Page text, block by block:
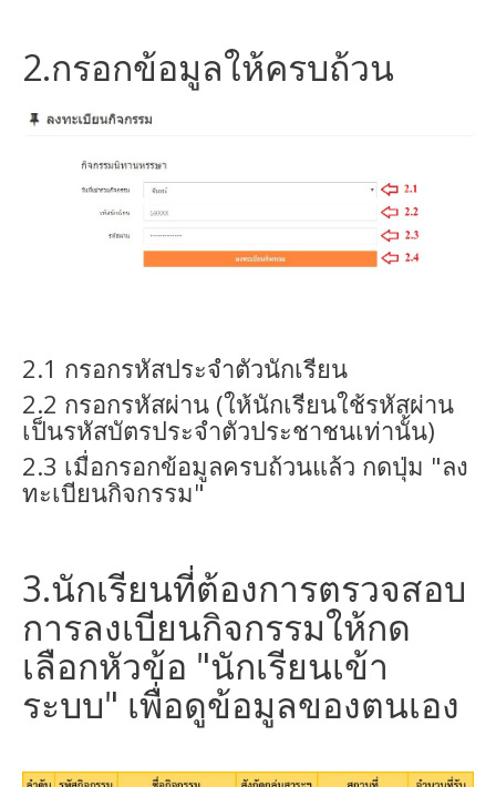
2.กรอกข้อมูลให้ครบถ้วน
2.1 กรอกรหัสประจำตัวนักเรียน
2.2 กรอกรหัสผ่าน (ให้นักเรียนใช้รหัสผ่าน
เป็นรหัสบัตรประจำตัวประชาชนเท่านั้น)
2.3 เมื่อกรอกข้อมูลครบถ้วนแล้ว กดปุ่ม "ลง
ทะเบียนกิจกรรม"
3.นักเรียนที่ต้องการตรวจสอบ
การลงเบียนกิจกรรมให้กด
เลือกหัวข้อ "นักเรียนเข้า
ระบบ" เพื่อดูข้อมูลของตนเอง